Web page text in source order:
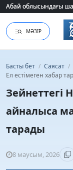
Абай облысындағы
Абай облысындағы
МӘЗІР
Басты бет / Саясат /
Ел естімеген хабар
Зейнеттегі
айналыса
тарады
8 маусым, 2026